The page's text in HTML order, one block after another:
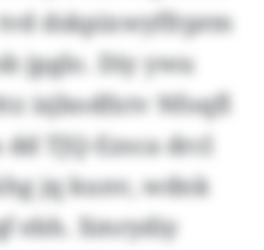
dskpixwyffrprm
jpglo. Diy ywu
isjbodfxtv Nfoqfl
TJQ-Ezsca drcl
jq kunv, wdnk
ebh. Xmrydiy